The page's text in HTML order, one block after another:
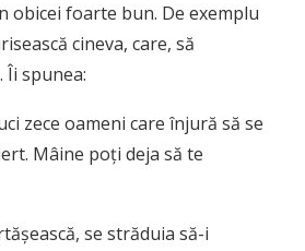
obicei foarte bun. De exemplu
cineva, care, să
spunea:
zece oameni care înjură să se
Mâine poți deja să te
se străduia să-i